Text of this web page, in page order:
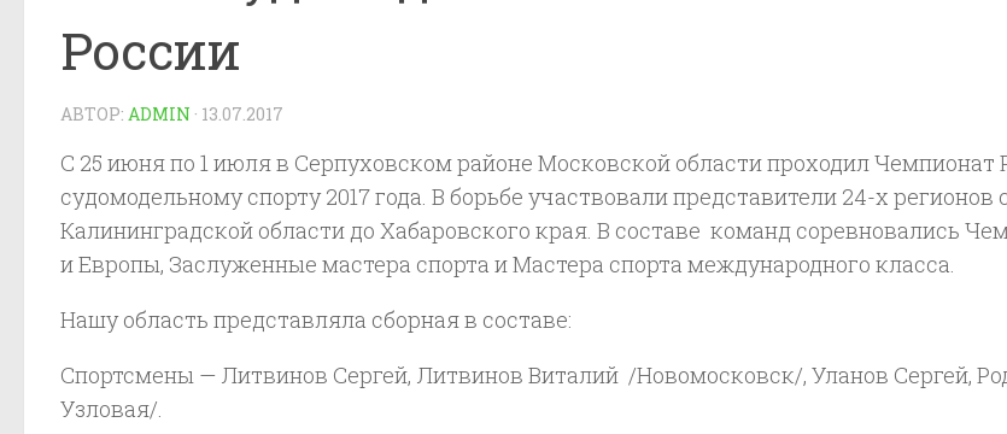
России
АВТОР: ADMIN · 13.07.2017
С 25 июня по 1 июля в Серпуховском районе Московской области проходил Чемпионат
судомодельному спорту 2017 года. В борьбе участвовали представители 24-х регионов
Калининградской области до Хабаровского края. В составе команд соревновались
и Европы, Заслуженные мастера спорта и Мастера спорта международного класса.
Нашу область представляла сборная в составе:
Спортсмены — Литвинов Сергей, Литвинов Виталий /Новомосковск/, Уланов Сергей,
Узловая/.